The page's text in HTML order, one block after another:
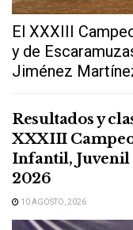
El XXXIII
y de
Jiménez
Resultados y
XXXIII
Infantil, Juvenil
2026
10 AGOSTO, 2026